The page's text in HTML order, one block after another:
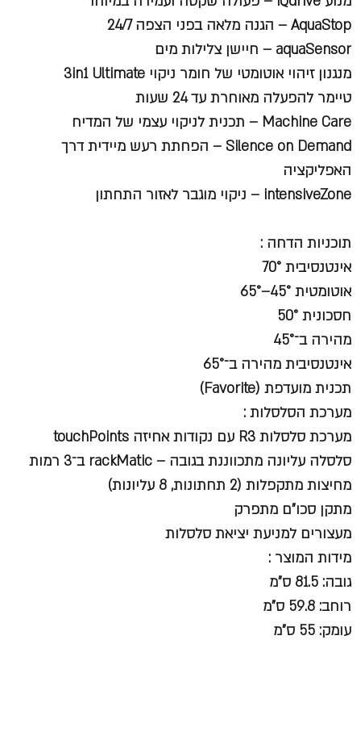
AquaStop – הגנה מלאה בפני הצפה 24/7
aquaSensor – חיישן צלילות מים
מנגנון זיהוי אוטומטי של חומר ניקוי 3in1 Ultimate
טיימר להפעלה מאוחרת עד 24 שעות
Machine Care – תכנית לניקוי עצמי של המדיח
Silence on Demand – הפחתת רעש מיידית דרך
האפליקציה
intensiveZone – ניקוי מוגבר לאזור התחתון
תוכניות הדחה :
אינטנסיבית 70°
אוטומטית 45°–65°
חסכונית 50°
מהירה ב־45°
אינטנסיבית מהירה ב־65°
תכנית מועדפת (Favorite)
מערכת הסלסלות :
מערכת סלסלות R3 עם נקודות אחיזה touchPoints
סלסלה עליונה מתכווננת בגובה – rackMatic ב־3 רמות
מחיצות מתקפלות (2 תחתונות, 8 עליונות)
מתקן סכו"ם מתפרק
מעצורים למניעת יציאת סלסלות
מידות המוצר :
גובה: 81.5 ס"מ
רוחב: 59.8 ס"מ
עומק: 55 ס"מ